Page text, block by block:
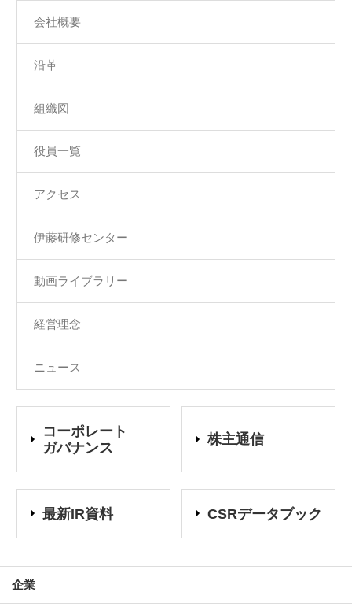
会社概要
沿革
組織図
役員一覧
アクセス
伊藤研修センター
動画ライブラリー
経営理念
ニュース
コーポレート
ガバナンス
株主通信
最新IR資料 CSRデータブック
企業